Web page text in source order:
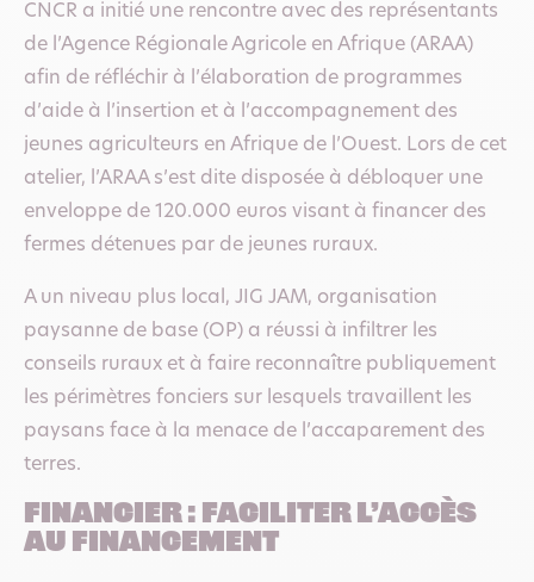
CNCR a initié une rencontre avec des représentants
de l’Agence Régionale Agricole en Afrique (ARAA)
afin de réfléchir à l’élaboration de programmes
d’aide à l’insertion et à l’accompagnement des
jeunes agriculteurs en Afrique de l’Ouest. Lors de cet
atelier, l’ARAA s’est dite disposée à débloquer une
enveloppe de 120.000 euros visant à financer des
fermes détenues par de jeunes ruraux.
A un niveau plus local, JIG JAM, organisation
paysanne de base (OP) a réussi à infiltrer les
conseils ruraux et à faire reconnaître publiquement
les périmètres fonciers sur lesquels travaillent les
paysans face à la menace de l’accaparement des
terres.
FINANCIER : FACILITER L’ACCÈS
AU FINANCEMENT